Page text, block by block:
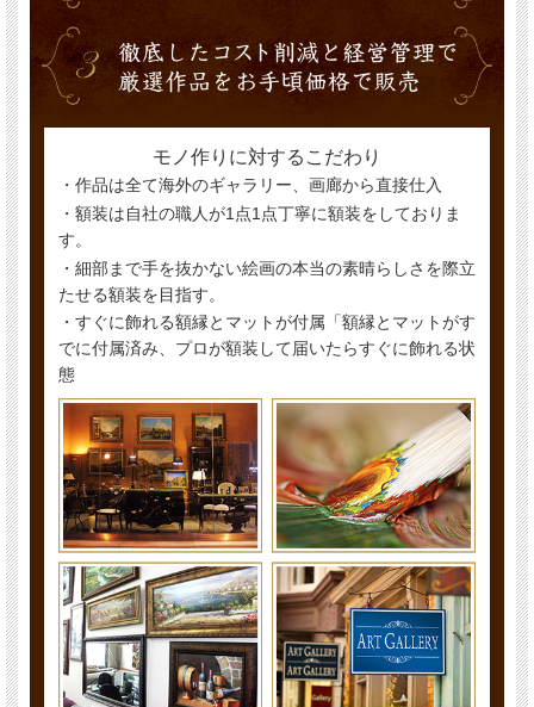
モノ作りに対するこだわり
・作品は全て海外のギャラリー、画廊から直接仕入
・額装は自社の職人が1点1点丁寧に額装をしておりま
す。
・細部まで手を抜かない絵画の本当の素晴らしさを際立
たせる額装を目指す。
・すぐに飾れる額縁とマットが付属「額縁とマットがす
でに付属済み、プロが額装して届いたらすぐに飾れる状
態